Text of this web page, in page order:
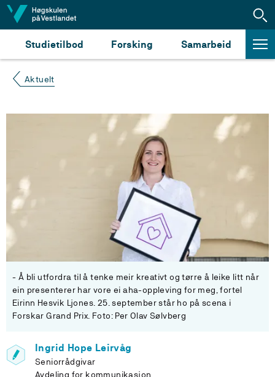
Hopp til innhald
Studietilbod Forsking Samarbeid
Aktuelt
- Å bli utfordra til å tenke meir kreativt og tørre å leike litt når
ein presenterer har vore ei aha-oppleving for meg, fortel
Eirinn Hesvik Ljones. 25. september står ho på scena i
Forskar Grand Prix. Foto: Per Olav Sølvberg
Ingrid Hope Leirvåg
Seniorrådgivar
Avdeling for kommunikasjon